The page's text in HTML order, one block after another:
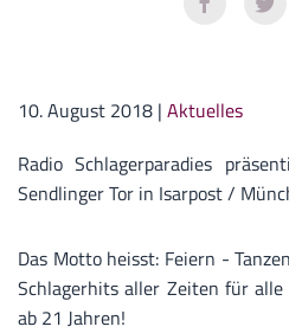
10. August 2018 | Aktuelles
Radio Schlagerparadies
Sendlinger Tor in Isarpost /
Das Motto heisst: Feiern -
Schlagerhits aller Zeiten für alle
ab 21 Jahren!